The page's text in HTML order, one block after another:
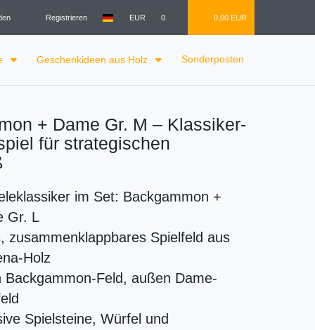
Registrieren EUR 0 0,00 EUR
Geschenkideen aus Holz Sonderposten
+ Dame Gr. M – Klassiker-
für strategischen
im Set: Backgammon +
Gr. L
zusammenklappbares Spielfeld aus
Holz
Backgammon-Feld, außen Dame-
Spielsteine, Würfel und